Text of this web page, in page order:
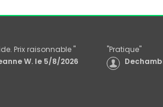
Prix raisonnable "
W. le 5/8/2026
"Pratique"